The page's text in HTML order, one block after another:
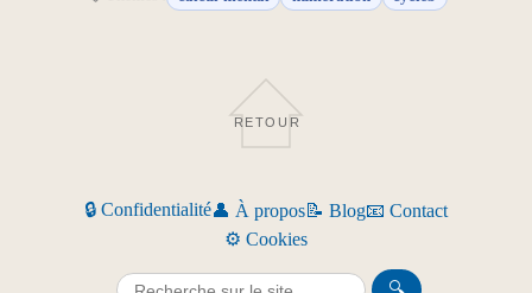
RETOUR
🔒 Confidentialité👤 À propos📝 Blog📧 Contact
⚙️ Cookies
🔍